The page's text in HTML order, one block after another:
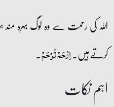
اللہ کی رحمت سے وہ لوگ بہرہ
کرتے ہیں۔اِرْحَمْ تُرْحَمْ۔
اہم نکات